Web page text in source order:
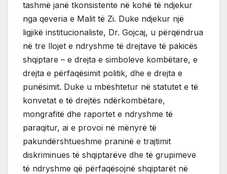
tashmë janë tkonsistente në kohë të ndjekur
nga qeveria e Malit të Zi. Duke ndjekur një
ligjikë institucionaliste, Dr. Gojcaj, u përqëndrua
në tre llojet e ndryshme të drejtave të pakicës
shqiptare – e drejta e simboleve kombëtare, e
drejta e përfaqësimit politik, dhe e drejta e
punësimit. Duke u mbështetur në statutet e të
konvetat e të drejtës ndërkombëtare,
mongrafitë dhe raportet e ndryshme të
paraqitur, ai e provoi në mënyrë të
pakundërshtueshme praninë e trajtimit
diskriminues të shqiptarëve dhe të grupimeve
të ndryshme që përfaqësojnë shqiptarët në